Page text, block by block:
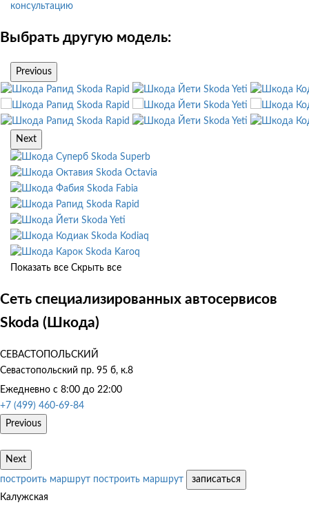
консультацию
Выбрать другую модель:
Previous
Skoda Rapid
Skoda Yeti
Skoda Rapid
Skoda Yeti
Skoda Rapid
Skoda Yeti
Next
Skoda Superb
Skoda Octavia
Skoda Fabia
Skoda Rapid
Skoda Yeti
Skoda Kodiaq
Skoda Karoq
Показать все Скрыть все
Сеть специализированных автосервисов
Skoda (Шкода)
СЕВАСТОПОЛЬСКИЙ
Севастопольский пр. 95 б, к.8
Ежедневно с 8:00 до 22:00
+7 (499) 460-69-84
Previous
Next
построить маршрут построить маршрут
записаться
Калужская